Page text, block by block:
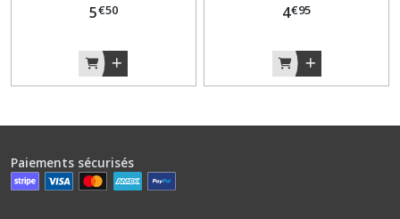
5€50 4€95
Paiements sécurisés